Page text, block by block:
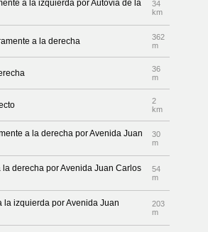
a la izquierda por Autovia de la
34
km
a la derecha
362
m
36
m
2
km
a la derecha por Avenida Juan
30
m
derecha por Avenida Juan Carlos
54
m
la izquierda por Avenida Juan
203
m